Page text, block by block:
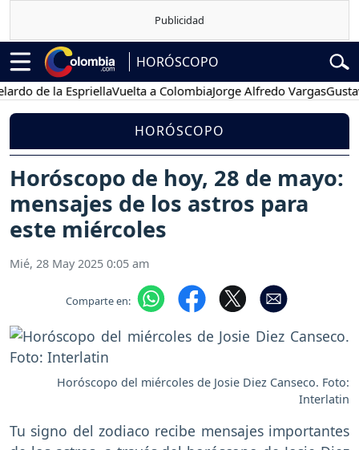
HORÓSCOPO
la EspriellaVuelta a ColombiaJorge Alfredo VargasGustavo
HORÓSCOPO
Horóscopo de hoy, 28 de mayo:
mensajes de los astros para
este miércoles
Mié, 28 May 2025 0:05 am
Comparte en:
Horóscopo del miércoles de Josie Diez Canseco. Foto:
Interlatin
Tu signo del zodiaco recibe mensajes importantes